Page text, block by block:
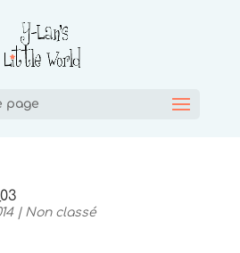
page
| Non classé